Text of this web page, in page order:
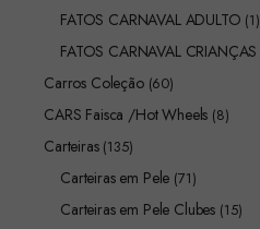
FATOS CARNAVAL ADULTO (1)
FATOS CARNAVAL CRIANÇAS
Carros Coleção (60)
CARS Faisca /Hot Wheels (8)
Carteiras (135)
Carteiras em Pele (71)
Carteiras em Pele Clubes (15)